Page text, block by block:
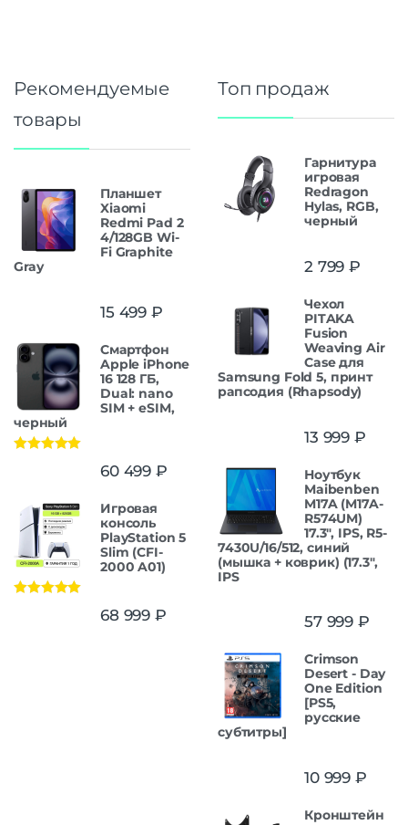
Рекомендуемые
товары
Планшет
Xiaomi
Redmi Pad 2
4/128GB Wi-
Fi Graphite
Gray
15 499 ₽
Смартфон
Apple iPhone
16 128 ГБ,
Dual: nano
SIM + eSIM,
черный
60 499 ₽
Игровая
консоль
PlayStation 5
Slim (CFI-
2000 A01)
68 999 ₽
Топ продаж
Гарнитура
игровая
Redragon
Hylas, RGB,
черный
2 799 ₽
Чехол
PITAKA
Fusion
Weaving Air
Case для
Samsung Fold 5, принт
рапсодия (Rhapsody)
13 999 ₽
Ноутбук
Maibenben
M17A (M17A-
R574UM)
17.3", IPS, R5-
7430U/16/512, синий
(мышка + коврик) (17.3",
IPS
57 999 ₽
Crimson
Desert - Day
One Edition
[PS5,
русские
субтитры]
10 999 ₽
Кронштейн